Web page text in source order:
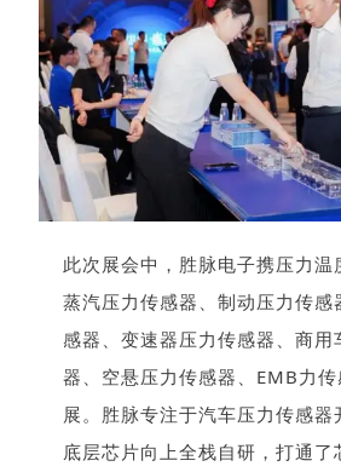
此次展会中，胜脉电子携压力温
蒸汽压力传感器、制动压力传感
感器、变速器压力传感器、商用
器、空悬压力传感器、EMB力
展。胜脉专注于汽车压力传感器
底层芯片向上全栈自研，打通